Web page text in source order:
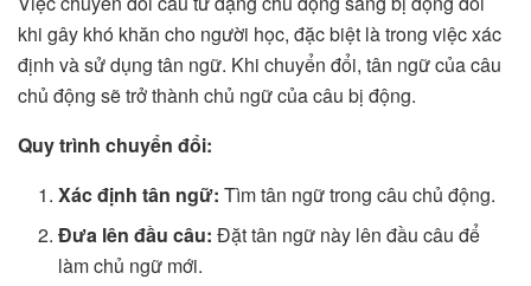
khi gây khó khăn cho người học, đặc biệt là trong việc xác
định và sử dụng tân ngữ. Khi chuyển đổi, tân ngữ của câu
chủ động sẽ trở thành chủ ngữ của câu bị động.
Quy trình chuyển đổi:
Xác định tân ngữ: Tìm tân ngữ trong câu chủ động.
Đưa lên đầu câu: Đặt tân ngữ này lên đầu câu để
làm chủ ngữ mới.